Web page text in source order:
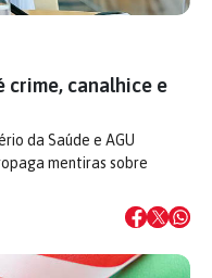
crime, canalhice e
da Saúde e AGU
mentiras sobre